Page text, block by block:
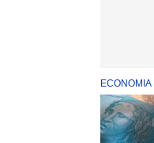
ECONOMIA